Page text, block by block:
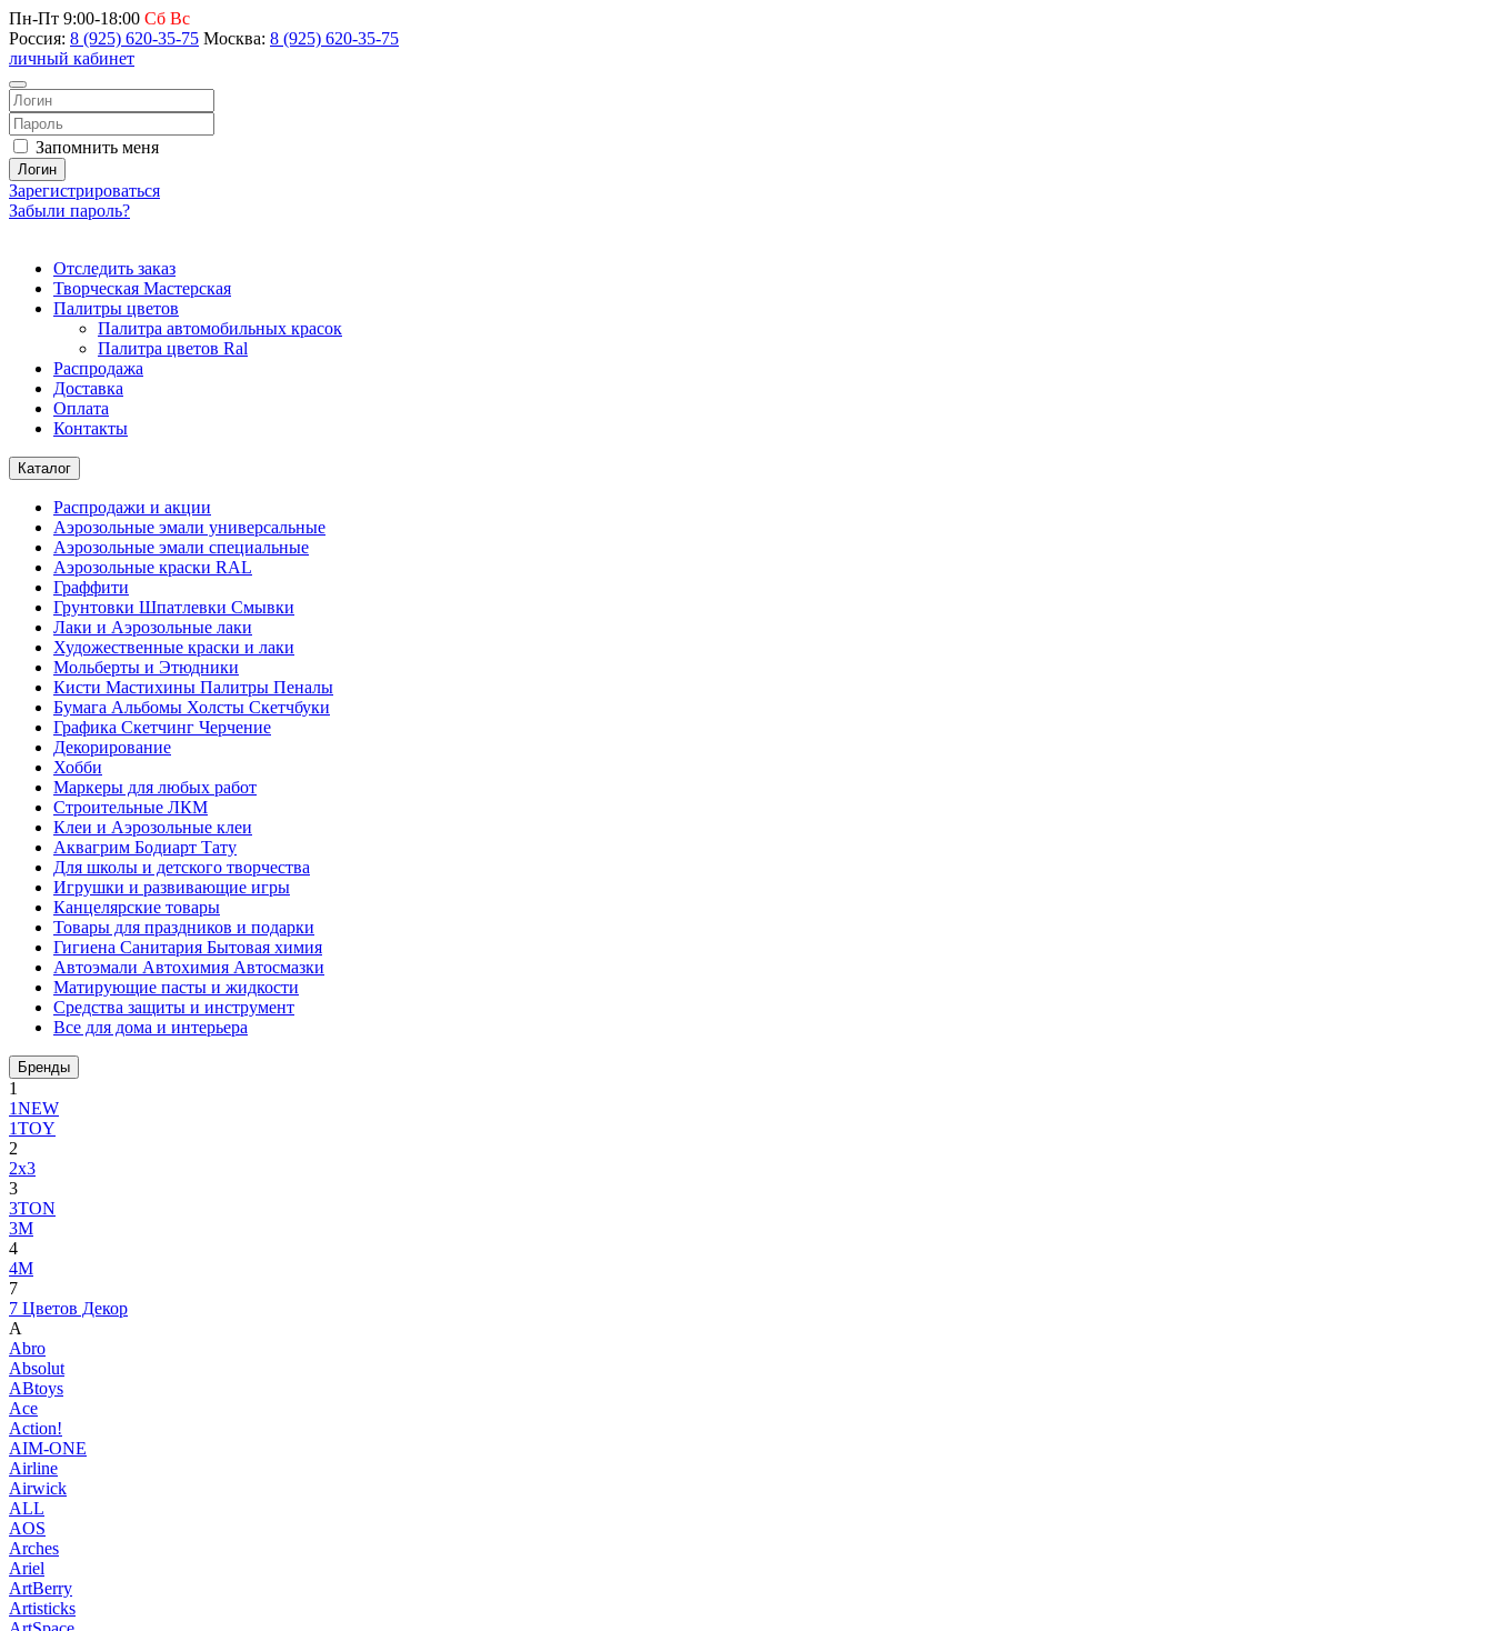
Пн-Пт 9:00-18:00 Сб Вс
Россия: 8 (925) 620-35-75 Москва: 8 (925) 620-35-75
личный кабинет
Запомнить меня
Логин
Зарегистрироваться
Забыли пароль?
Отследить заказ
Творческая Мастерская
Палитры цветов
Палитра автомобильных красок
Палитра цветов Ral
Распродажа
Доставка
Оплата
Контакты
Каталог
Распродажи и акции
Аэрозольные эмали универсальные
Аэрозольные эмали специальные
Аэрозольные краски RAL
Граффити
Грунтовки Шпатлевки Смывки
Лаки и Аэрозольные лаки
Художественные краски и лаки
Мольберты и Этюдники
Кисти Мастихины Палитры Пеналы
Бумага Альбомы Холсты Скетчбуки
Графика Скетчинг Черчение
Декорирование
Хобби
Маркеры для любых работ
Строительные ЛКМ
Клеи и Аэрозольные клеи
Аквагрим Бодиарт Тату
Для школы и детского творчества
Игрушки и развивающие игры
Канцелярские товары
Товары для праздников и подарки
Гигиена Санитария Бытовая химия
Автоэмали Автохимия Автосмазки
Матирующие пасты и жидкости
Средства защиты и инструмент
Все для дома и интерьера
Бренды
1
1NEW
1TOY
2
2x3
3
3TON
3М
4
4M
7
7 Цветов Декор
A
Abro
Absolut
ABtoys
Ace
Action!
AIM-ONE
Airline
Airwick
ALL
AOS
Arches
Ariel
ArtBerry
Artisticks